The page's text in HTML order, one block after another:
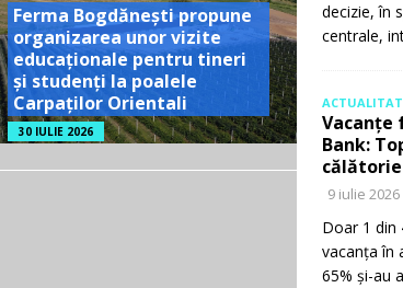
Ferma Bogdănești propune
organizarea unor vizite
educaționale pentru tineri
și studenți la poalele
Carpaților Orientali
30 IULIE 2026
decizie, în
centrale,
Vacanțe
Bank:
călătorie
9 iulie 2026
Doar 1 din
vacanța în
65% și-au